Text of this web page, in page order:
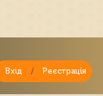
Вхід / Реєстрація